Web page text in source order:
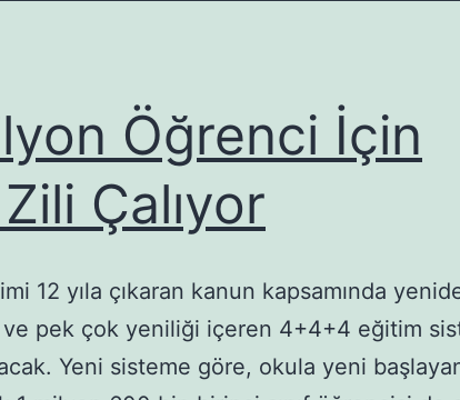
Öğrenci İçin
Çalıyor
12 yıla çıkaran kanun kapsamında
pek çok yeniliği içeren 4+4+4 eğitim
Yeni sisteme göre, okula yeni